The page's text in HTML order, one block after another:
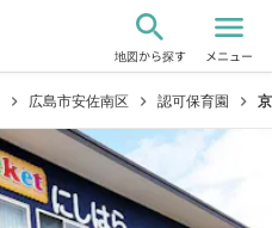
search
地図から探す
menu
メニュー
chevron_right 広島市安佐南区 chevron_right 認可保育園 chevron_right